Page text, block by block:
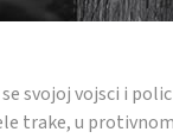
svojoj vojsci i
trake, u